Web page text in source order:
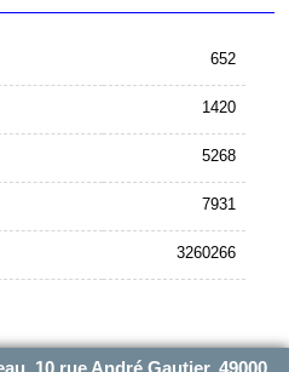
652
1420
5268
7931
3260266